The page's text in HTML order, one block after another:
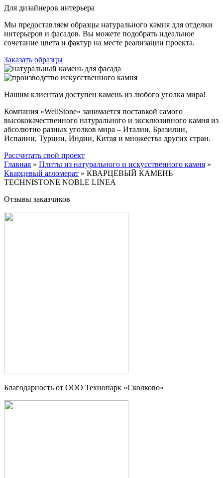
Для дизайнеров интерьера
Мы предоставляем образцы натурального камня для отделки
интерьеров и фасадов. Вы можете подобрать идеальное
сочетание цвета и фактур на месте реализации проекта.
Заказать образцы
Нашим клиентам доступен камень из любого уголка мира!
Компания «WellStone» занимается поставкой самого
высококачественного натурального и эксклюзивного камня из
абсолютно разных уголков мира – Италии, Бразилии,
Испании, Турции, Индии, Китая и множества других стран.
Рассчитать свой проект
Главная » Плиты из натурального и искусственного камня »
Кварцевый агломерат » КВАРЦЕВЫЙ КАМЕНЬ
TECHNISTONE NOBLE LINEA
Отзывы заказчиков
Благодарность от OOO Технопарк «Сколково»